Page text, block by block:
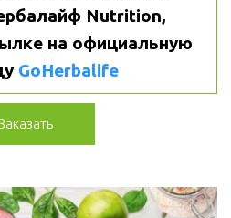
Nutrition,
на официальную
GoHerbalife